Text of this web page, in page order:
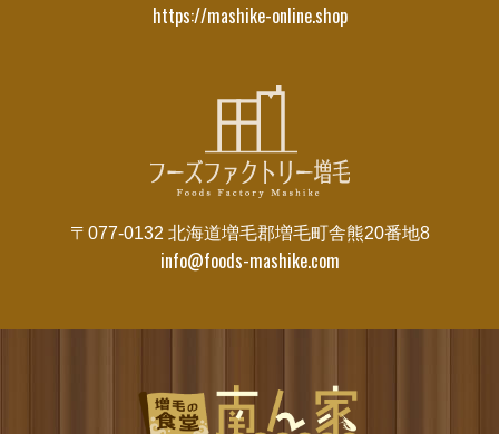
https://mashike-online.shop
〒077-0132 北海道増毛郡増毛町舎熊20番地8
info@foods-mashike.com